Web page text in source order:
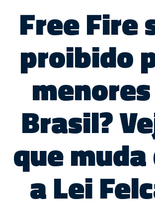
Free Fire
proibido
Brasil?
que
a Lei